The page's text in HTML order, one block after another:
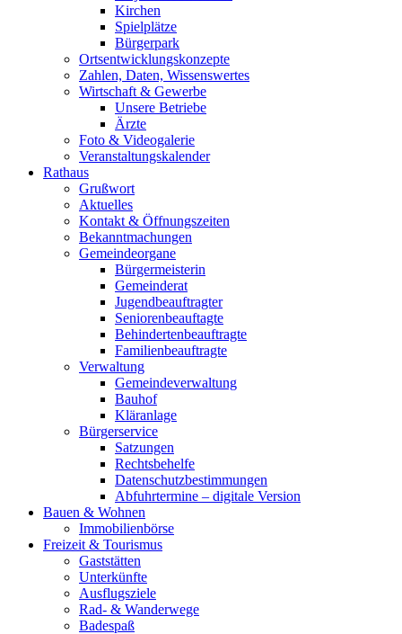
Kirchen
Spielplätze
Bürgerpark
Ortsentwicklungskonzepte
Zahlen, Daten, Wissenswertes
Wirtschaft & Gewerbe
Unsere Betriebe
Ärzte
Foto & Videogalerie
Veranstaltungskalender
Rathaus
Grußwort
Aktuelles
Kontakt & Öffnungszeiten
Bekanntmachungen
Gemeindeorgane
Bürgermeisterin
Gemeinderat
Jugendbeauftragter
Seniorenbeauftagte
Behindertenbeauftragte
Familienbeauftragte
Verwaltung
Gemeindeverwaltung
Bauhof
Kläranlage
Bürgerservice
Satzungen
Rechtsbehelfe
Datenschutzbestimmungen
Abfuhrtermine – digitale Version
Bauen & Wohnen
Immobilienbörse
Freizeit & Tourismus
Gaststätten
Unterkünfte
Ausflugsziele
Rad- & Wanderwege
Badespaß